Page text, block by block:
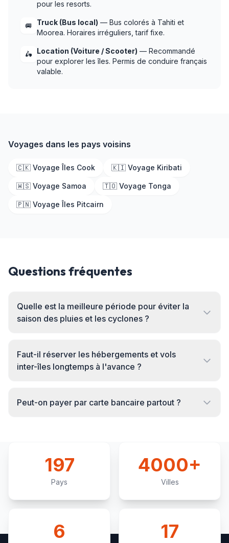
pour les resorts.
🚐 Truck (Bus local) — Bus colorés à Tahiti et
Moorea. Horaires irréguliers, tarif fixe.
🛵 Location (Voiture / Scooter) — Recommandé
pour explorer les îles. Permis de conduire français
valable.
Voyages dans les pays voisins
🇨🇰 Voyage Îles Cook 🇰🇮 Voyage Kiribati
🇼🇸 Voyage Samoa 🇹🇴 Voyage Tonga
🇵🇳 Voyage Îles Pitcairn
Questions fréquentes
Quelle est la meilleure période pour éviter la
saison des pluies et les cyclones ?
Faut-il réserver les hébergements et vols
inter-îles longtemps à l'avance ?
Peut-on payer par carte bancaire partout ?
197
Pays
4000+
Villes
6 17